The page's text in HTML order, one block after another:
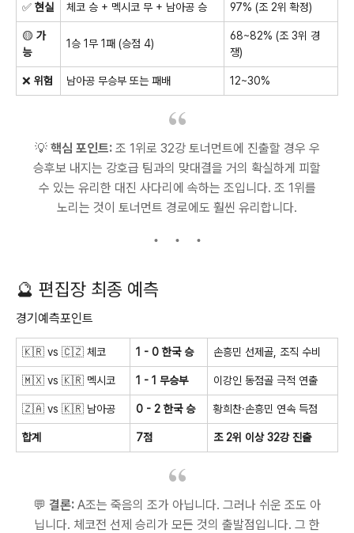
✅ 현실 체코 승 + 멕시코 무 + 남아공 승 97% (조 2위 확정)
🟡 가
능
1승 1무 1패 (승점 4)
68~82% (조 3위 경
쟁)
❌ 위험 남아공 무승부 또는 패배 12~30%
💡 핵심 포인트:조 1위로 32강 토너먼트에 진출할 경우 우
승후보 내지는 강호급 팀과의 맞대결을 거의 확실하게 피할
수 있는 유리한 대진 사다리에 속하는 조입니다. 조 1위를
노리는 것이 토너먼트 경로에도 훨씬 유리합니다.
🔮 편집장 최종 예측
경기예측포인트
🇰🇷 vs 🇨🇿 체코 1 - 0 한국 승 손흥민 선제골, 조직 수비
🇲🇽 vs 🇰🇷 멕시코 1 - 1 무승부 이강인 동점골 극적 연출
🇿🇦 vs 🇰🇷 남아공 0 - 2 한국 승 황희찬·손흥민 연속 득점
합계 7점 조 2위 이상 32강 진출
💬 결론: A조는 죽음의 조가 아닙니다. 그러나 쉬운 조도 아
닙니다. 체코전 선제 승리가 모든 것의 출발점입니다. 그 한